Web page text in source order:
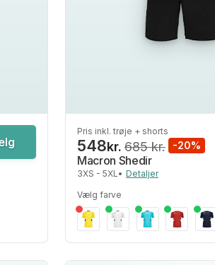
Pris inkl. trøje + shorts
548kr. 685 kr. -20%
Macron Shedir
3XS - 5XL• Detaljer
Vælg farve